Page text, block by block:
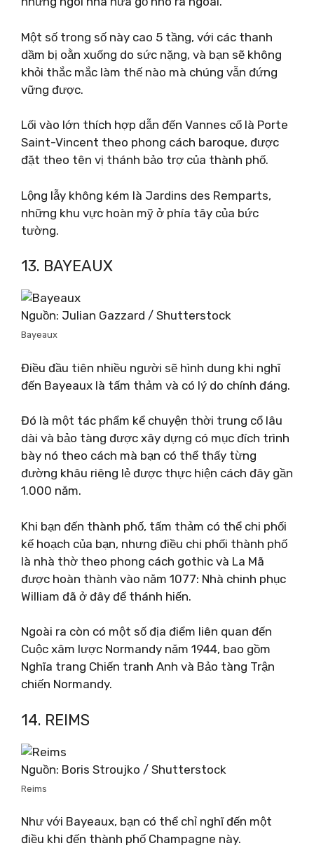
Một số trong số này cao 5 tầng, với các thanh
dầm bị oằn xuống do sức nặng, và bạn sẽ không
khỏi thắc mắc làm thế nào mà chúng vẫn đứng
vững được.
Lối vào lớn thích hợp dẫn đến Vannes cổ là Porte
Saint-Vincent theo phong cách baroque, được
đặt theo tên vị thánh bảo trợ của thành phố.
Lộng lẫy không kém là Jardins des Remparts,
những khu vực hoàn mỹ ở phía tây của bức
tường.
13. BAYEAUX
Nguồn: Julian Gazzard / Shutterstock
Bayeaux
Điều đầu tiên nhiều người sẽ hình dung khi nghĩ
đến Bayeaux là tấm thảm và có lý do chính đáng.
Đó là một tác phẩm kể chuyện thời trung cổ lâu
dài và bảo tàng được xây dựng có mục đích trình
bày nó theo cách mà bạn có thể thấy từng
đường khâu riêng lẻ được thực hiện cách đây gần
1.000 năm.
Khi bạn đến thành phố, tấm thảm có thể chi phối
kế hoạch của bạn, nhưng điều chi phối thành phố
là nhà thờ theo phong cách gothic và La Mã
được hoàn thành vào năm 1077: Nhà chinh phục
William đã ở đây để thánh hiến.
Ngoài ra còn có một số địa điểm liên quan đến
Cuộc xâm lược Normandy năm 1944, bao gồm
Nghĩa trang Chiến tranh Anh và Bảo tàng Trận
chiến Normandy.
14. REIMS
Nguồn: Boris Stroujko / Shutterstock
Reims
Như với Bayeaux, bạn có thể chỉ nghĩ đến một
điều khi đến thành phố Champagne này.